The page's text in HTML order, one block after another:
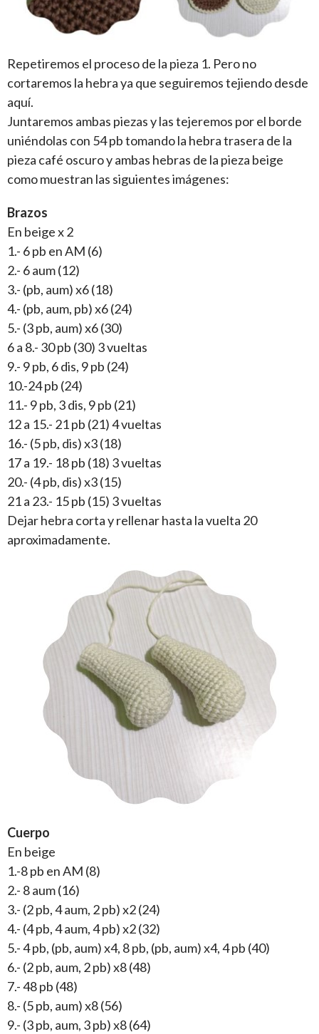
Repetiremos el proceso de la pieza 1. Pero no
cortaremos la hebra ya que seguiremos tejiendo desde
aquí.
Juntaremos ambas piezas y las tejeremos por el borde
uniéndolas con 54 pb tomando la hebra trasera de la
pieza café oscuro y ambas hebras de la pieza beige
como muestran las siguientes imágenes:
Brazos
En beige x 2
1.- 6 pb en AM (6)
2.- 6 aum (12)
3.- (pb, aum) x6 (18)
4.- (pb, aum, pb) x6 (24)
5.- (3 pb, aum) x6 (30)
6 a 8.- 30 pb (30) 3 vueltas
9.- 9 pb, 6 dis, 9 pb (24)
10.-24 pb (24)
11.- 9 pb, 3 dis, 9 pb (21)
12 a 15.- 21 pb (21) 4 vueltas
16.- (5 pb, dis) x3 (18)
17 a 19.- 18 pb (18) 3 vueltas
20.- (4 pb, dis) x3 (15)
21 a 23.- 15 pb (15) 3 vueltas
Dejar hebra corta y rellenar hasta la vuelta 20
aproximadamente.
Cuerpo
En beige
1.-8 pb en AM (8)
2.- 8 aum (16)
3.- (2 pb, 4 aum, 2 pb) x2 (24)
4.- (4 pb, 4 aum, 4 pb) x2 (32)
5.- 4 pb, (pb, aum) x4, 8 pb, (pb, aum) x4, 4 pb (40)
6.- (2 pb, aum, 2 pb) x8 (48)
7.- 48 pb (48)
8.- (5 pb, aum) x8 (56)
9.- (3 pb, aum, 3 pb) x8 (64)